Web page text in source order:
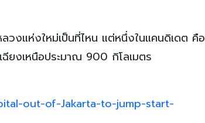
วงแห่งใหม่เป็นที่ไหน แต่หนึ่งในแคนดิเดต คือ
ยงเหนือประมาณ 900 กิโลเมตร
out-of-Jakarta-to-jump-start-